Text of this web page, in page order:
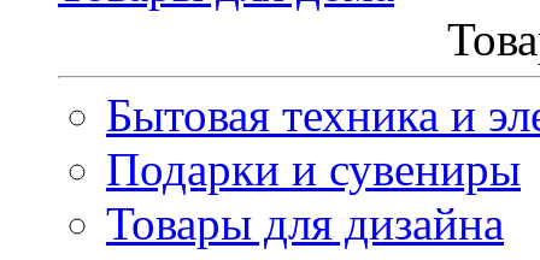
Бытовая техника и
Подарки и сувениры
Товары для дизайна